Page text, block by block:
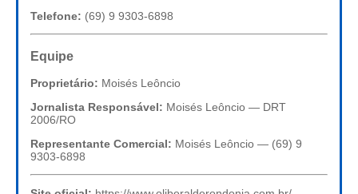
Telefone: (69) 9 9303-6898
Equipe
Proprietário: Moisés Leôncio
Jornalista Responsável: Moisés Leôncio — DRT
2006/RO
Representante Comercial: Moisés Leôncio — (69) 9
9303-6898